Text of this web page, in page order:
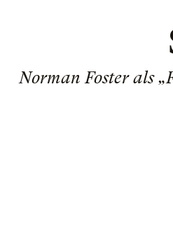
Norman Foster als